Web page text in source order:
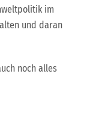
im
und daran
noch alles